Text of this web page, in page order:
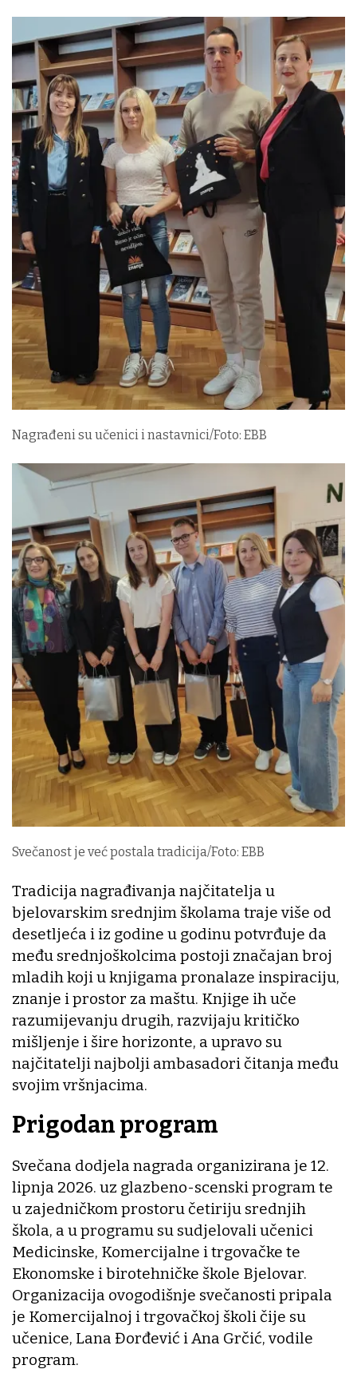
Nagrađeni su učenici i nastavnici/Foto: EBB
Svečanost je već postala tradicija/Foto: EBB
Tradicija nagrađivanja najčitatelja u
bjelovarskim srednjim školama traje više od
desetljeća i iz godine u godinu potvrđuje da
među srednjoškolcima postoji značajan broj
mladih koji u knjigama pronalaze inspiraciju,
znanje i prostor za maštu. Knjige ih uče
razumijevanju drugih, razvijaju kritičko
mišljenje i šire horizonte, a upravo su
najčitatelji najbolji ambasadori čitanja među
svojim vršnjacima.
Prigodan program
Svečana dodjela nagrada organizirana je 12.
lipnja 2026. uz glazbeno-scenski program te
u zajedničkom prostoru četiriju srednjih
škola, a u programu su sudjelovali učenici
Medicinske, Komercijalne i trgovačke te
Ekonomske i birotehničke škole Bjelovar.
Organizacija ovogodišnje svečanosti pripala
je Komercijalnoj i trgovačkoj školi čije su
učenice, Lana Đorđević i Ana Grčić, vodile
program.